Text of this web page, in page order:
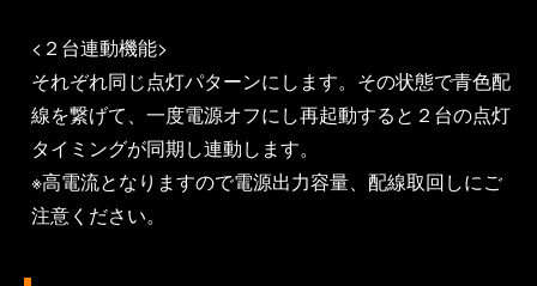
<２台連動機能>
それぞれ同じ点灯パターンにします。その状態で青色配
線を繋げて、一度電源オフにし再起動すると２台の点灯
タイミングが同期し連動します。
※高電流となりますので電源出力容量、配線取回しにご
注意ください。